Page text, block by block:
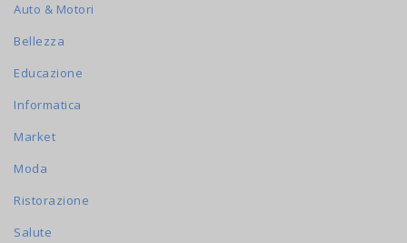
Auto & Motori
Bellezza
Educazione
Informatica
Market
Moda
Ristorazione
Salute